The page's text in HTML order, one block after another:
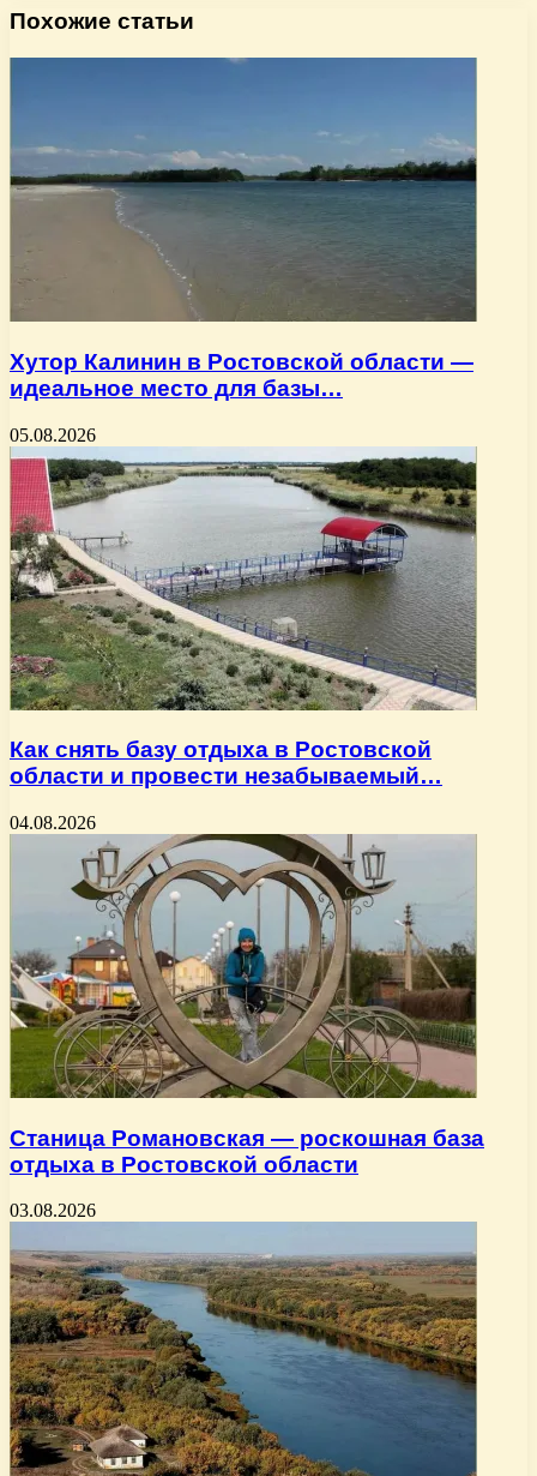
Похожие статьи
Хутор Калинин в Ростовской области —
идеальное место для базы…
05.08.2026
Как снять базу отдыха в Ростовской
области и провести незабываемый…
04.08.2026
Станица Романовская — роскошная база
отдыха в Ростовской области
03.08.2026